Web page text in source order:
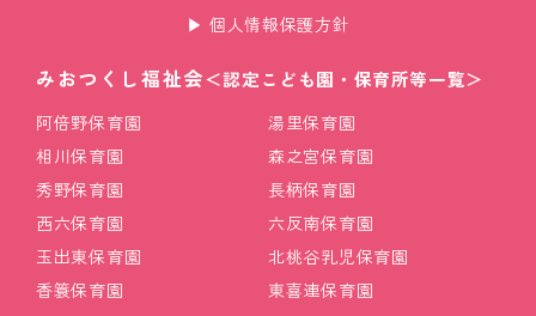
▶︎ 個人情報保護方針
みおつくし福祉会＜認定こども園・保育所等一覧＞
阿倍野保育園
湯里保育園
相川保育園
森之宮保育園
秀野保育園
長柄保育園
西六保育園
六反南保育園
玉出東保育園
北桃谷乳児保育園
香簑保育園
東喜連保育園